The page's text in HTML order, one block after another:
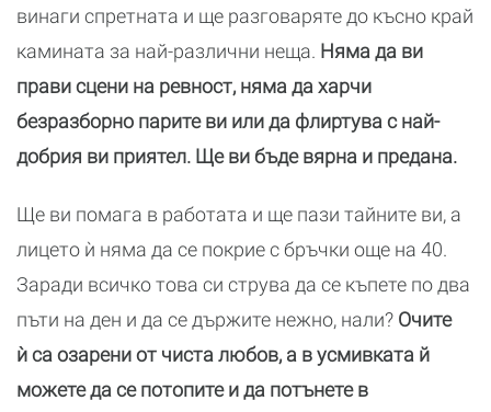
винаги спретната и ще разговаряте до късно край
камината за най-различни неща. Няма да ви
прави сцени на ревност, няма да харчи
безразборно парите ви или да флиртува с най-
добрия ви приятел. Ще ви бъде вярна и предана.
Ще ви помага в работата и ще пази тайните ви, а
лицето ѝ няма да се покрие с бръчки още на 40.
Заради всичко това си струва да се къпете по два
пъти на ден и да се държите нежно, нали? Очите
ѝ са озарени от чиста любов, а в усмивката й
можете да се потопите и да потънете в